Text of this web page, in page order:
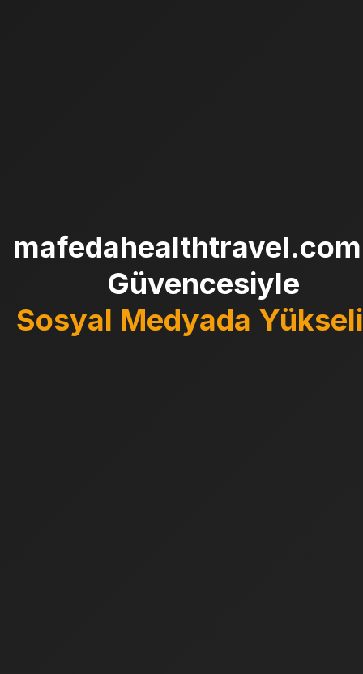
Güvencesiyle
Sosyal Medyada